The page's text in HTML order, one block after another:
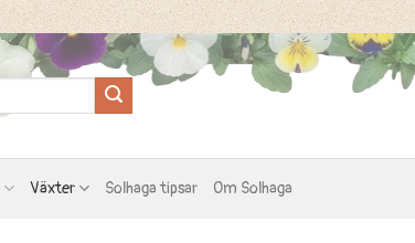
Växter Solhaga tipsar Om Solhaga